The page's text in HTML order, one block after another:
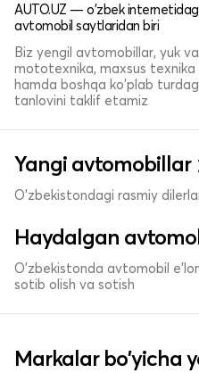
AUTO.UZ — o'zbek
avtomobil saytlaridan biri
Biz yengil avtomobillar, yuk
mototexnika, maxsus texnika
hamda boshqa ko'plab
tanlovini taklif etamiz
Yangi avtomobillar
O'zbekistondagi rasmiy
Haydalgan
O'zbekistonda avtomobil
sotib olish va sotish
Markalar bo'yicha